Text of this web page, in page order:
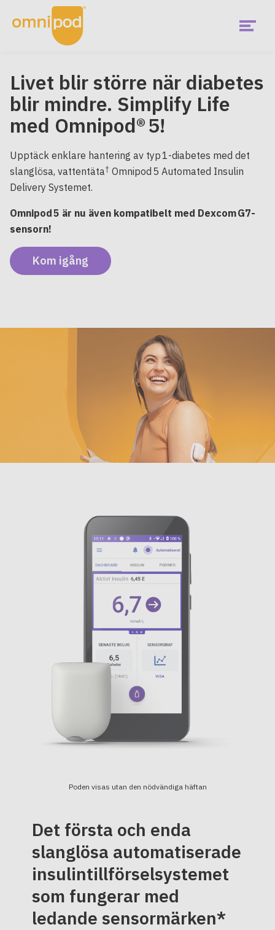
main
content
Menu
Livet blir större när diabetes
blir mindre. Simplify Life
med Omnipod® 5!
Upptäck enklare hantering av typ 1-diabetes med det
slanglösa, vattentäta† Omnipod 5 Automated Insulin
Delivery Systemet.
Omnipod 5 är nu även kompatibelt med Dexcom G7-
sensorn!
Kom igång
Poden visas utan den nödvändiga häftan
Det första och enda
slanglösa automatiserade
insulintillförselsystemet
som fungerar med
ledande sensormärken*